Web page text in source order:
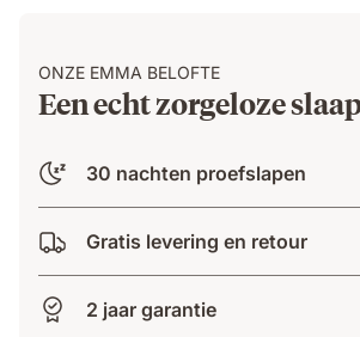
ONZE EMMA BELOFTE
Een echt zorgeloze
30 nachten proefslapen
Gratis levering en retour
2 jaar garantie